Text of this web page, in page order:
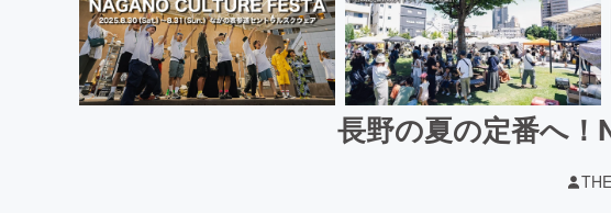
長野の夏の定番へ！